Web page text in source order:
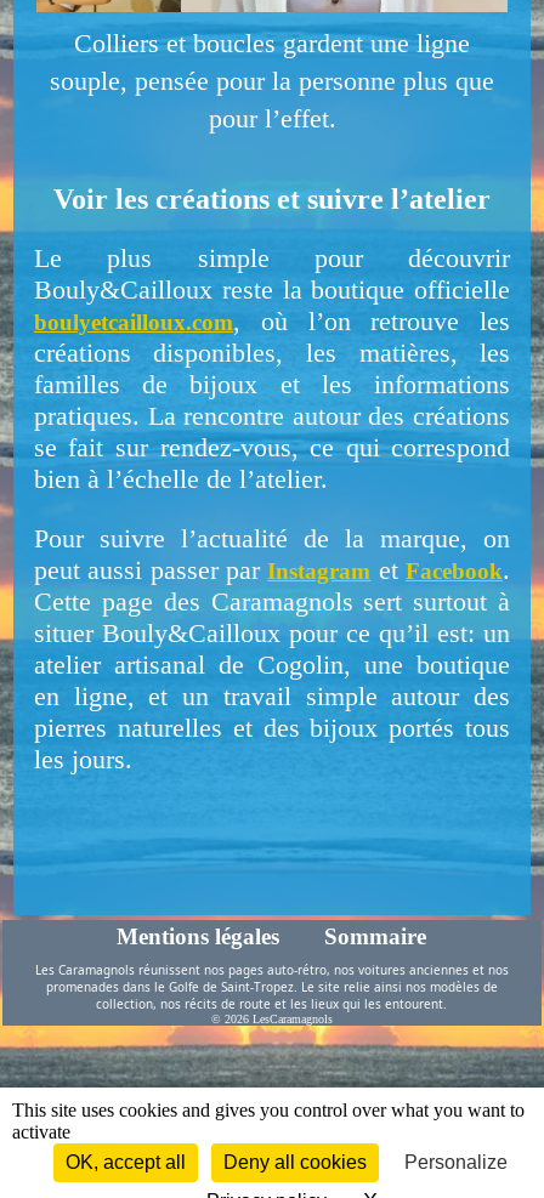
This site uses cookies and gives you control over what you want to
activate
OK, accept all
Deny all cookies
Personalize
Colliers et boucles gardent une ligne
souple, pensée pour la personne plus que
pour l’effet.
Voir les créations et suivre l’atelier
Le plus simple pour découvrir
Bouly&Cailloux reste la boutique officielle
boulyetcailloux.com, où l’on retrouve les
créations disponibles, les matières, les
familles de bijoux et les informations
pratiques. La rencontre autour des créations
se fait sur rendez-vous, ce qui correspond
bien à l’échelle de l’atelier.
Pour suivre l’actualité de la marque, on
peut aussi passer parInstagram etFacebook.
Cette page des Caramagnols sert surtout à
situer Bouly&Cailloux pour ce qu’il est: un
atelier artisanal de Cogolin, une boutique
en ligne, et un travail simple autour des
pierres naturelles et des bijoux portés tous
les jours.
Bouly&Cailloux
Bouly&Cailloux
Mentions légales Sommaire
Les Caramagnols réunissent nos pages auto-rétro, nos voitures anciennes et nos
promenades dans le Golfe de Saint-Tropez. Le site relie ainsi nos modèles de
collection, nos récits de route et les lieux qui les entourent.
© 2026 LesCaramagnols